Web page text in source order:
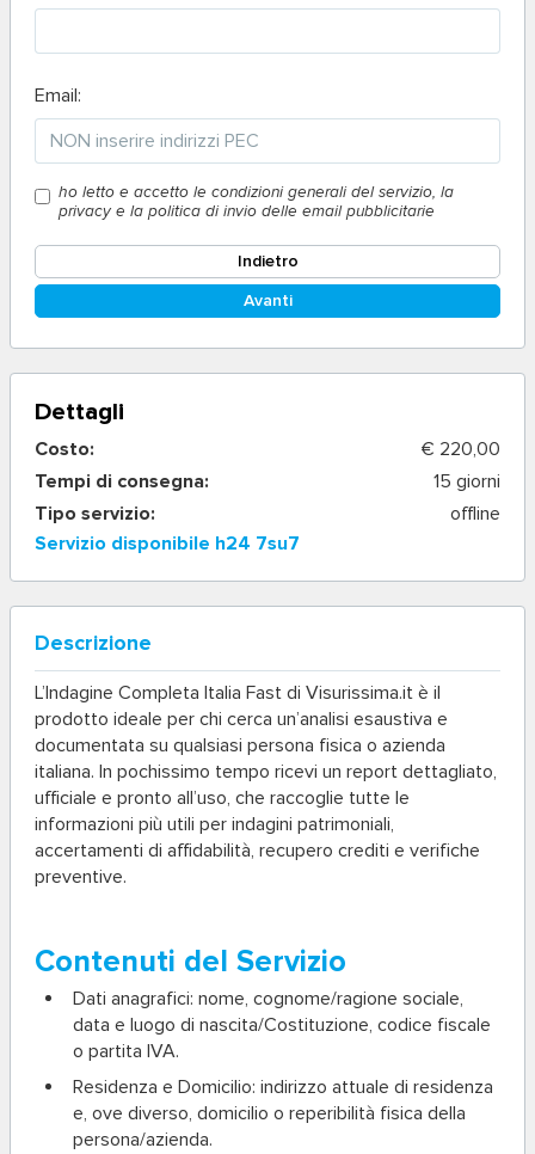
Email:
ho letto e accetto le condizioni generali del servizio, la
privacy e la politica di invio delle email pubblicitarie
Indietro
Avanti
Dettagli
Costo:
€ 220,00
Tempi di consegna:
15 giorni
Tipo servizio:
offline
Servizio disponibile h24 7su7
Descrizione
L’Indagine Completa Italia Fast di Visurissima.it è il
prodotto ideale per chi cerca un’analisi esaustiva e
documentata su qualsiasi persona fisica o azienda
italiana. In pochissimo tempo ricevi un report dettagliato,
ufficiale e pronto all’uso, che raccoglie tutte le
informazioni più utili per indagini patrimoniali,
accertamenti di affidabilità, recupero crediti e verifiche
preventive.
Contenuti del Servizio
Dati anagrafici: nome, cognome/ragione sociale,
data e luogo di nascita/Costituzione, codice fiscale
o partita IVA.
Residenza e Domicilio: indirizzo attuale di residenza
e, ove diverso, domicilio o reperibilità fisica della
persona/azienda.